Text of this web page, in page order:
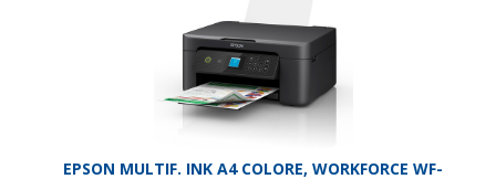
EPSON MULTIF. INK A4 COLORE, WORKFORCE WF-